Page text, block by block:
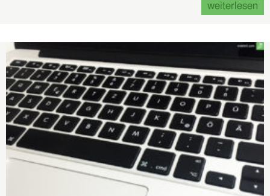
weiterlesen